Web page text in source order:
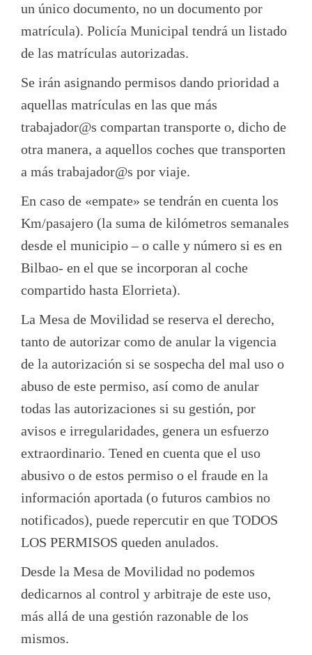
un único documento, no un documento por
matrícula). Policía Municipal tendrá un listado
de las matrículas autorizadas.
Se irán asignando permisos dando prioridad a
aquellas matrículas en las que más
trabajador@s compartan transporte o, dicho de
otra manera, a aquellos coches que transporten
a más trabajador@s por viaje.
En caso de «empate» se tendrán en cuenta los
Km/pasajero (la suma de kilómetros semanales
desde el municipio – o calle y número si es en
Bilbao- en el que se incorporan al coche
compartido hasta Elorrieta).
La Mesa de Movilidad se reserva el derecho,
tanto de autorizar como de anular la vigencia
de la autorización si se sospecha del mal uso o
abuso de este permiso, así como de anular
todas las autorizaciones si su gestión, por
avisos e irregularidades, genera un esfuerzo
extraordinario. Tened en cuenta que el uso
abusivo o de estos permiso o el fraude en la
información aportada (o futuros cambios no
notificados), puede repercutir en que TODOS
LOS PERMISOS queden anulados.
Desde la Mesa de Movilidad no podemos
dedicarnos al control y arbitraje de este uso,
más allá de una gestión razonable de los
mismos.